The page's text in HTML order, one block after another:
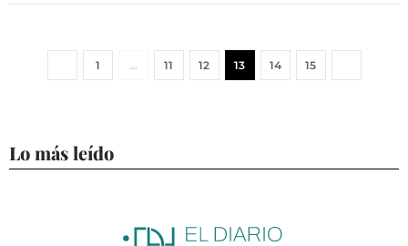
1 … 11 12 13 14 15
Lo más leído